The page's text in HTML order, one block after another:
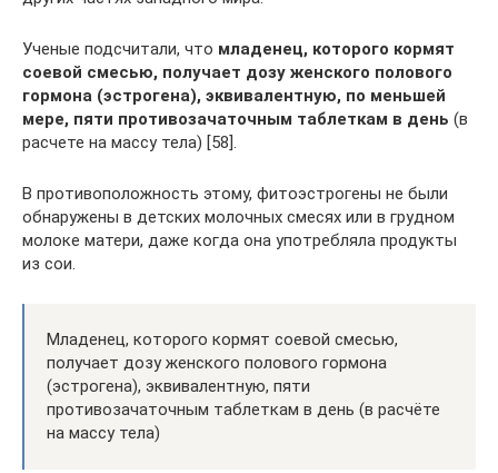
Ученые подсчитали, что младенец, которого кормят
соевой смесью, получает дозу женского полового
гормона (эстрогена), эквивалентную, по меньшей
мере, пяти противозачаточным таблеткам в день (в
расчете на массу тела) [58].
В противоположность этому, фитоэстрогены не были
обнаружены в детских молочных смесях или в грудном
молоке матери, даже когда она употребляла продукты
из сои.
Младенец, которого кормят соевой смесью,
получает дозу женского полового гормона
(эстрогена), эквивалентную, пяти
противозачаточным таблеткам в день (в расчёте
на массу тела)